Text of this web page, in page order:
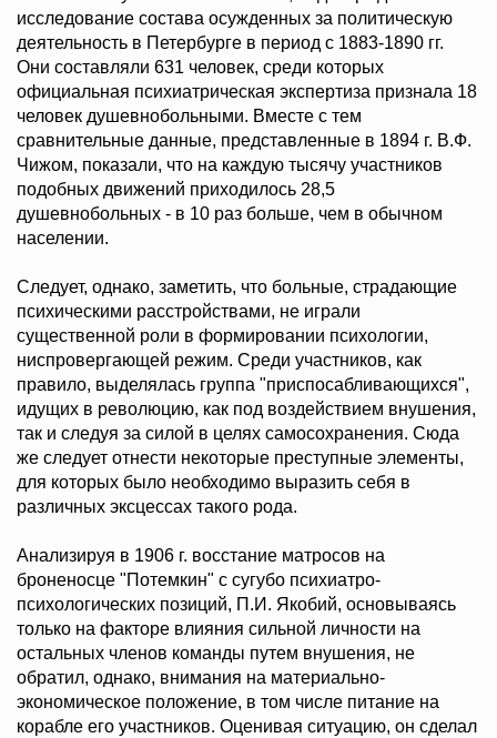
исследование состава осужденных за политическую
деятельность в Петербурге в период с 1883-1890 гг.
Они составляли 631 человек, среди которых
официальная психиатрическая экспертиза признала 18
человек душевнобольными. Вместе с тем
сравнительные данные, представленные в 1894 г. В.Ф.
Чижом, показали, что на каждую тысячу участников
подобных движений приходилось 28,5
душевнобольных - в 10 раз больше, чем в обычном
населении.
Следует, однако, заметить, что больные, страдающие
психическими расстройствами, не играли
существенной роли в формировании психологии,
ниспровергающей режим. Среди участников, как
правило, выделялась группа "приспосабливающихся",
идущих в революцию, как под воздействием внушения,
так и следуя за силой в целях самосохранения. Сюда
же следует отнести некоторые преступные элементы,
для которых было необходимо выразить себя в
различных эксцессах такого рода.
Анализируя в 1906 г. восстание матросов на
броненосце "Потемкин" с сугубо психиатро-
психологических позиций, П.И. Якобий, основываясь
только на факторе влияния сильной личности на
остальных членов команды путем внушения, не
обратил, однако, внимания на материально-
экономическое положение, в том числе питание на
корабле его участников. Оценивая ситуацию, он сделал